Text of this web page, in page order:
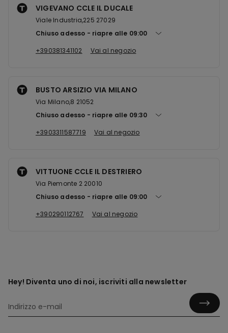
VIGEVANO CCLE IL DUCALE
Viale Industria,225 27029
Chiuso adesso
riapre alle 09:00
+390381341102
Vai al negozio
BUSTO ARSIZIO VIA MILANO
Via Milano,8 21052
Chiuso adesso
riapre alle 09:30
+3903311587719
Vai al negozio
VITTUONE CCLE IL DESTRIERO
Via Piemonte 2 20010
Chiuso adesso
riapre alle 09:00
+390290112767
Vai al negozio
Hey! Diventa uno di noi, iscriviti alla newsletter